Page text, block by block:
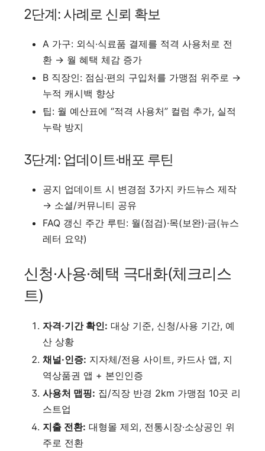
2단계: 사례로 신뢰 확보
A 가구: 외식·식료품 결제를 적격 사용처로 전
환 → 월 혜택 체감 증가
B 직장인: 점심·편의 구입처를 가맹점 위주로 →
누적 캐시백 향상
팁: 월 예산표에 “적격 사용처” 컬럼 추가, 실적
누락 방지
3단계: 업데이트·배포 루틴
공지 업데이트 시 변경점 3가지 카드뉴스 제작
→ 소셜/커뮤니티 공유
FAQ 갱신 주간 루틴: 월(점검)·목(보완)·금(뉴스
레터 요약)
신청·사용·혜택 극대화(체크리스
트)
자격·기간 확인: 대상 기준, 신청/사용 기간, 예
산 상황
채널·인증: 지자체/전용 사이트, 카드사 앱, 지
역상품권 앱 + 본인인증
사용처 맵핑: 집/직장 반경 2km 가맹점 10곳 리
스트업
지출 전환: 대형몰 제외, 전통시장·소상공인 위
주로 전환